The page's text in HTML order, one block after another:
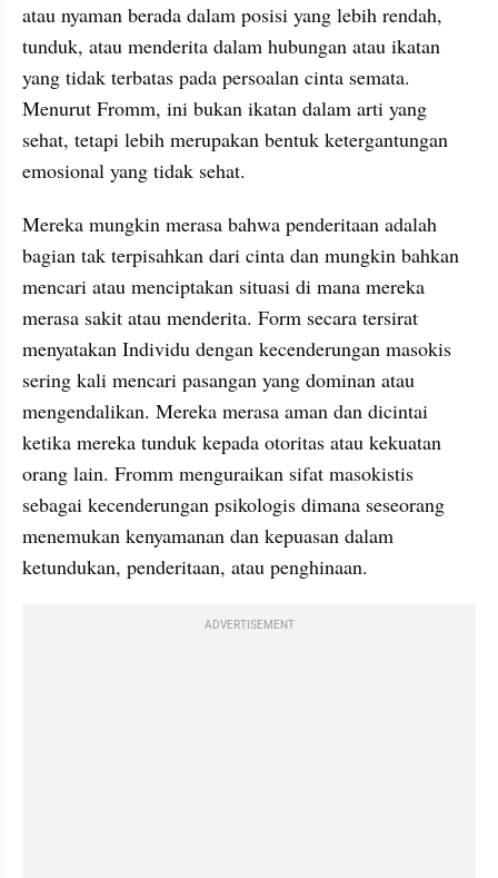
atau nyaman berada dalam posisi yang lebih rendah,
tunduk, atau menderita dalam hubungan atau ikatan
yang tidak terbatas pada persoalan cinta semata.
Menurut Fromm, ini bukan ikatan dalam arti yang
sehat, tetapi lebih merupakan bentuk ketergantungan
emosional yang tidak sehat.
Mereka mungkin merasa bahwa penderitaan adalah
bagian tak terpisahkan dari cinta dan mungkin bahkan
mencari atau menciptakan situasi di mana mereka
merasa sakit atau menderita. Form secara tersirat
menyatakan Individu dengan kecenderungan masokis
sering kali mencari pasangan yang dominan atau
mengendalikan. Mereka merasa aman dan dicintai
ketika mereka tunduk kepada otoritas atau kekuatan
orang lain. Fromm menguraikan sifat masokistis
sebagai kecenderungan psikologis dimana seseorang
menemukan kenyamanan dan kepuasan dalam
ketundukan, penderitaan, atau penghinaan.
ADVERTISEMENT